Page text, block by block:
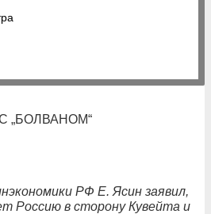
„БОЛВАНОМ“
РФ Е. Ясин заявил,
Россию в сторону Кувейта и